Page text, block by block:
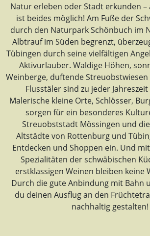
Natur erleben oder Stadt erkunden
ist beides möglich! Am Fuße der
durch den Naturpark Schönbuch im
Albtrauf im Süden begrenzt,
Tübingen durch seine vielfältigen
Aktivurlauber. Waldige Höhen,
Weinberge, duftende
Flusstäler sind zu jeder
Malerische kleine Orte, Schlösser,
sorgen für ein besonderes
Streuobststadt Mössingen und
Altstädte von Rottenburg und
Entdecken und Shoppen ein. Und
Spezialitäten der schwäbischen
erstklassigen Weinen bleiben keine
Durch die gute Anbindung mit Bahn
du deinen Ausflug an den
nachhaltig gestalten!